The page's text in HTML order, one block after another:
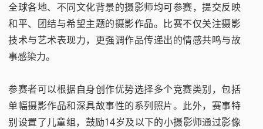
全球各地、不同文化背景的摄影师均可参赛，提交反映
和平、团结与希望主题的摄影作品。比赛不仅关注摄影
技术与艺术表现力，更强调作品传递出的情感共鸣与故
事感染力。
参赛者可以根据自身创作优势选择多个竞赛类别，包括
单幅摄影作品和深具故事性的系列照片。此外，赛事特
别设置了儿童组，鼓励14岁及以下的小摄影师通过影像